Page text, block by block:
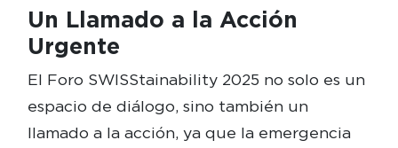
Un Llamado a la Acción
Urgente
El Foro SWISStainability 2025 no solo es un
espacio de diálogo, sino también un
llamado a la acción, ya que la emergencia